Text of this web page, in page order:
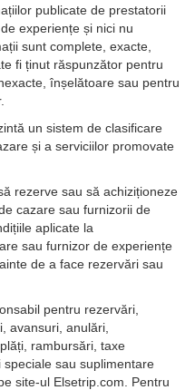
publicate de prestatorii
experiențe și nici nu
sunt complete, exacte,
fi ținut răspunzător pentru
înșelătoare sau pentru
un sistem de clasificare
și a serviciilor promovate
rezerve sau să achiziționeze
cazare sau furnizorii de
aplicate la
sau furnizor de experiențe
de a face rezervări sau
pentru rezervări,
avansuri, anulări,
rambursări, taxe
sau suplimentare
site-ul Elsetrip.com. Pentru